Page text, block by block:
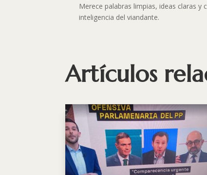
Merece palabras limpias, ideas claras y
inteligencia del viandante.
Artículos